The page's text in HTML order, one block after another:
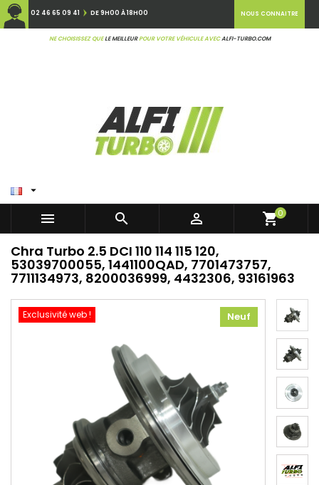
02 46 65 09 41 DE 9H00 À 18H00
NE CHOISISSEZ QUELE MEILLEURPOUR VOTRE VÉHICULE AVECALFI-TURBO.COM
NOUS CONNAITRE

   shopping_cart0
Chra Turbo 2.5 DCI 110 114 115 120,
53039700055, 1441100QAD, 7701473757,
7711134973, 8200036999, 4432306, 93161963
Exclusivité web ! Neuf